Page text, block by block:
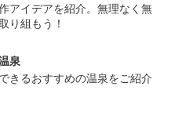
アイデアを紹介。無理なく無
り組もう！
泉
きるおすすめの温泉をご紹介